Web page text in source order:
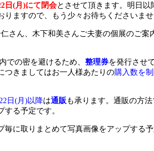
日(月)にて閉会とさせて頂きます。明日以
ますので、もう少々お待ちくださいま
さん、木下和美さんご夫妻の個展のご
での密を避けるため、 整理券を発行させ
つきましてはお一人様あたりの購入数を
22日(月)以降は通販 も承ります。通販の方
る予定です。
に取りまとめて写真画像をアップする